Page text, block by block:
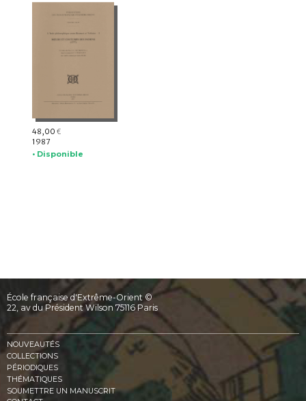
48,00 €
1987
• Disponible
École française d'Extrême-Orient ©
22, av du Président Wilson 75116 Paris
NOUVEAUTÉS
COLLECTIONS
PÉRIODIQUES
THÉMATIQUES
SOUMETTRE UN MANUSCRIT